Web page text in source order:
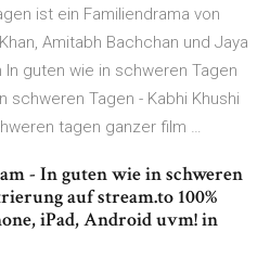
ist ein Familiendrama von
Amitabh Bachchan und Jaya
In guten wie in schweren Tagen
schweren Tagen - Kabhi Khushi
tagen ganzer film …
- In guten wie in schweren
auf stream.to 100%
iPad, Android uvm! in